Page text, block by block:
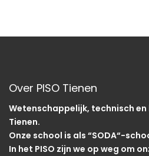
Over PISO Tienen
Wetenschappelijk, technisch
Tienen.
Onze school is als “SODA“-
In het PISO zijn we op weg om